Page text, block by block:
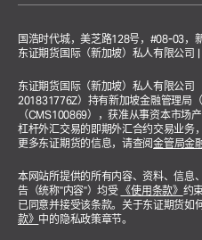
国浩时代城，美芝路128号，#08-03，
东证期货国际（新加坡）私人有限公司
东证期货国际（新加坡）私人有限公司
201831776Z）持有新加坡金融管理局
（CMS100869），获准从事资本市场
杠杆外汇交易的即期外汇合约交易业务
更多东证期货的信息，请查阅金管局金
本网站所提供的所有内容、资料、信息
告（统称"内容"）均受 《使用条款》 约
已同意并接受该条款。关于东证期货如
款》 中的隐私政策章节。